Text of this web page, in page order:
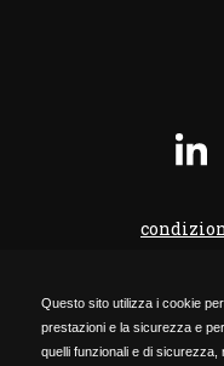
Questo sito utilizza i cookie
prestazioni e la sicurezza e
quelli funzionali e di